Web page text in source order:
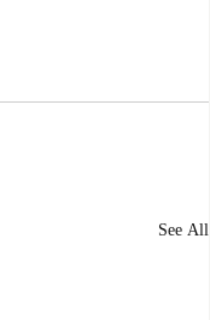
See All